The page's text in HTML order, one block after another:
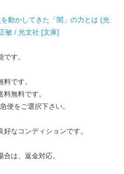
動かしてきた「闇」の力とは (光
敏 / 光文社 [文庫]
す。
です。
無料です。
便をご選択下さい。
なコンディションです。
は、返金対応。